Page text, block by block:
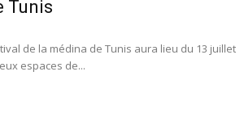
Tunis
de la médina de Tunis aura lieu du 13 juillet
espaces de...